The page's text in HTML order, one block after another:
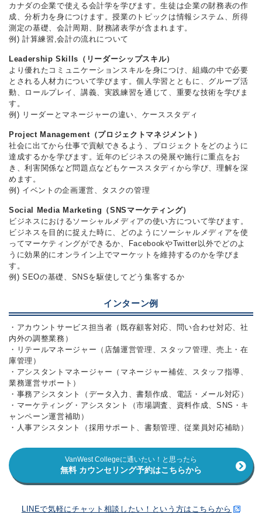
カナダの企業で使える会計学を学びます。生徒は企業の財務表の作
成、分析力を身につけます。授業のトピックは情報システム、所得
測定の基礎、会計周期、財務諸表学が含まれます。
例) 計算練習,会計の流れについて
Leadership Skills（リーダーシップスキル）
より優れたコミュニケーションスキルを身につけ、組織の中で必要
とされる人材力について学びます。個人学習とともに、グループ活
動、ロールプレイ、講義、実践練習を通じて、重要な技術を学びま
す。
例) リーダーとマネージャーの違い、ケーススタディ
Project Management（プロジェクトマネジメント）
社会に出てから仕事で貢献できるよう、プロジェクトをどのように
達成するかを学びます。近年のビジネスの発展や施行に重点をお
き、利害関係など問題点などもケーススタディから学び、理解を深
めます。
例) イベントの企画運営、タスクの管理
Social Media Marketing（SNSマーケティング）
ビジネスにおけるソーシャルメディアの使い方について学びます。
ビジネスを目的に捉えた時に、どのようにソーシャルメディアを使
ってマーケティングができるか、FacebookやTwitter以外でどのよ
うに効果的にオンライン上でマーケットを維持するのかを学びま
す。
例) SEOの基礎、SNSを駆使してどう集客するか
インターン例
・アカウントサービス担当者（既存顧客対応、問い合わせ対応、社
内外の調整業務）
・リテールマネージャー（店舗運営管理、スタッフ管理、売上・在
庫管理）
・アシスタントマネージャー（マネージャー補佐、スタッフ指導、
業務運営サポート）
・事務アシスタント（データ入力、書類作成、電話・メール対応）
・マーケティング・アシスタント（市場調査、資料作成、SNS・キ
ャンペーン運営補助）
・人事アシスタント（採用サポート、書類管理、従業員対応補助）
VanWest Collegeに通いたい！と思ったら
無料 カウンセリング予約はこちらから
LINEで気軽にチャット相談したい！という方はこちらから